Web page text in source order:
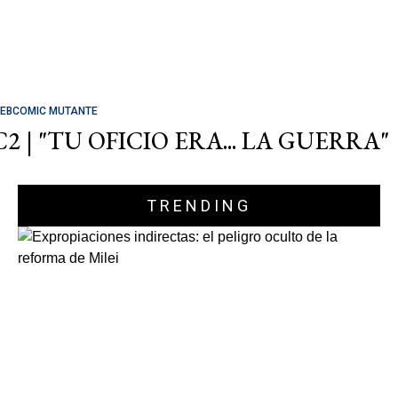
MUTANTE
| "TU OFICIO ERA... LA GUERRA"
TRENDING